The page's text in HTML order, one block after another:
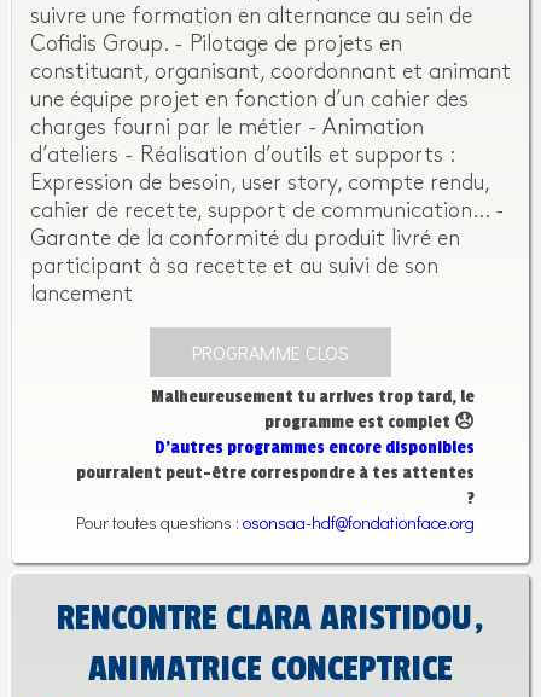
suivre une formation en alternance au sein de
Cofidis Group. - Pilotage de projets en
constituant, organisant, coordonnant et animant
une équipe projet en fonction d’un cahier des
charges fourni par le métier - Animation
d’ateliers - Réalisation d’outils et supports :
Expression de besoin, user story, compte rendu,
cahier de recette, support de communication… -
Garante de la conformité du produit livré en
participant à sa recette et au suivi de son
lancement
PROGRAMME CLOS
Malheureusement tu arrives trop tard, le
programme est complet 😞
D’autres programmes encore disponibles
pourraient peut-être correspondre à tes attentes
?
Pour toutes questions : osonsaa-hdf@fondationface.org
RENCONTRE CLARA ARISTIDOU,
ANIMATRICE CONCEPTRICE